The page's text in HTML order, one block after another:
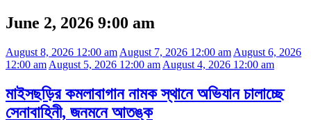
June 2, 2026 9:00 am
August 8, 2026 12:00 am August 7, 2026 12:00 am August 6, 2026
12:00 am August 5, 2026 12:00 am August 4, 2026 12:00 am
মাইসছড়ির কমলাবাগান নামক স্থানে অভিযান চালাচ্ছে
সেনাবাহিনী, জনমনে আতঙ্ক